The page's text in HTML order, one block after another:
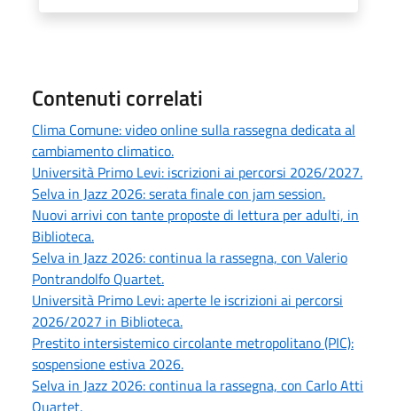
Contenuti correlati
Clima Comune: video online sulla rassegna dedicata al
cambiamento climatico.
Università Primo Levi: iscrizioni ai percorsi 2026/2027.
Selva in Jazz 2026: serata finale con jam session.
Nuovi arrivi con tante proposte di lettura per adulti, in
Biblioteca.
Selva in Jazz 2026: continua la rassegna, con Valerio
Pontrandolfo Quartet.
Università Primo Levi: aperte le iscrizioni ai percorsi
2026/2027 in Biblioteca.
Prestito intersistemico circolante metropolitano (PIC):
sospensione estiva 2026.
Selva in Jazz 2026: continua la rassegna, con Carlo Atti
Quartet.